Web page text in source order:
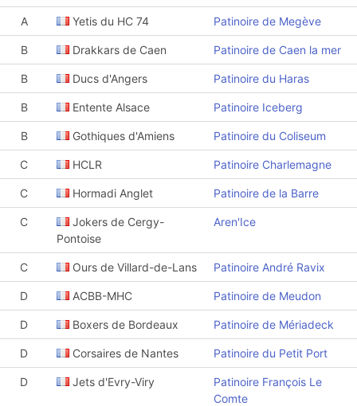
A Yetis du HC 74 Patinoire de Megève
B Drakkars de Caen Patinoire de Caen la mer
B Ducs d'Angers Patinoire du Haras
B Entente Alsace Patinoire Iceberg
B Gothiques d'Amiens Patinoire du Coliseum
C HCLR Patinoire Charlemagne
C Hormadi Anglet Patinoire de la Barre
C
Jokers de Cergy-
Pontoise
Aren'Ice
C Ours de Villard-de-Lans Patinoire André Ravix
D ACBB-MHC Patinoire de Meudon
D Boxers de Bordeaux Patinoire de Mériadeck
D Corsaires de Nantes Patinoire du Petit Port
D Jets d'Evry-Viry
Patinoire François Le
Comte